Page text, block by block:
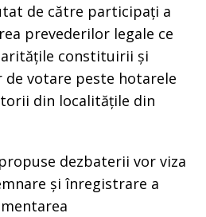
de către participați a
prevederilor legale ce
constituirii și
votare peste hotarele
din localitățile din
dezbaterii vor viza
și înregistrare a